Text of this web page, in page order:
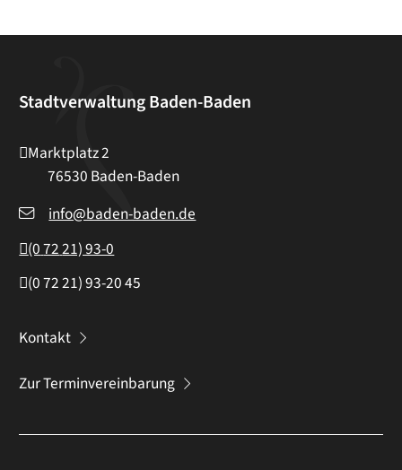
Stadtverwaltung Baden-Baden
Marktplatz 2
76530 Baden-Baden
info@baden-baden.de
(07221) 93-0
(07221) 93-2045
Kontakt
Zur Terminvereinbarung